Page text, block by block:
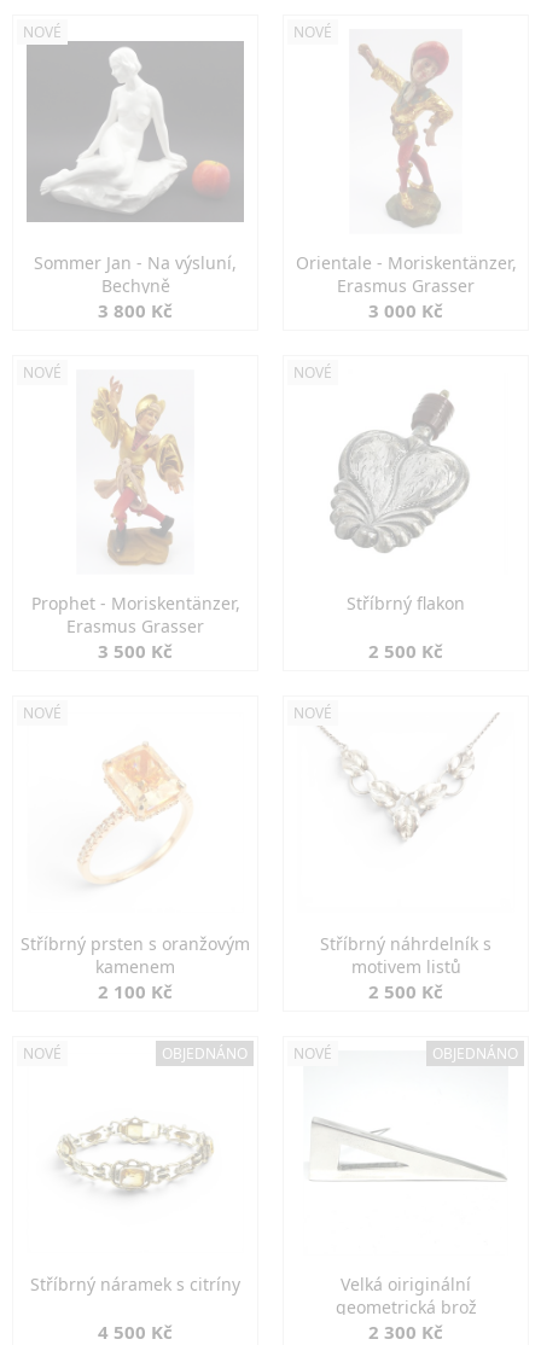
NOVÉ
Sommer Jan - Na výsluní,
Bechyně
3 800 Kč
NOVÉ
Orientale - Moriskentänzer,
Erasmus Grasser
3 000 Kč
NOVÉ
Prophet - Moriskentänzer,
Erasmus Grasser
3 500 Kč
NOVÉ
Stříbrný flakon
2 500 Kč
NOVÉ
Stříbrný prsten s oranžovým
kamenem
2 100 Kč
NOVÉ
Stříbrný náhrdelník s
motivem listů
2 500 Kč
NOVÉ OBJEDNÁNO
Stříbrný náramek s citríny
4 500 Kč
NOVÉ OBJEDNÁNO
Velká oiriginální
geometrická brož
2 300 Kč